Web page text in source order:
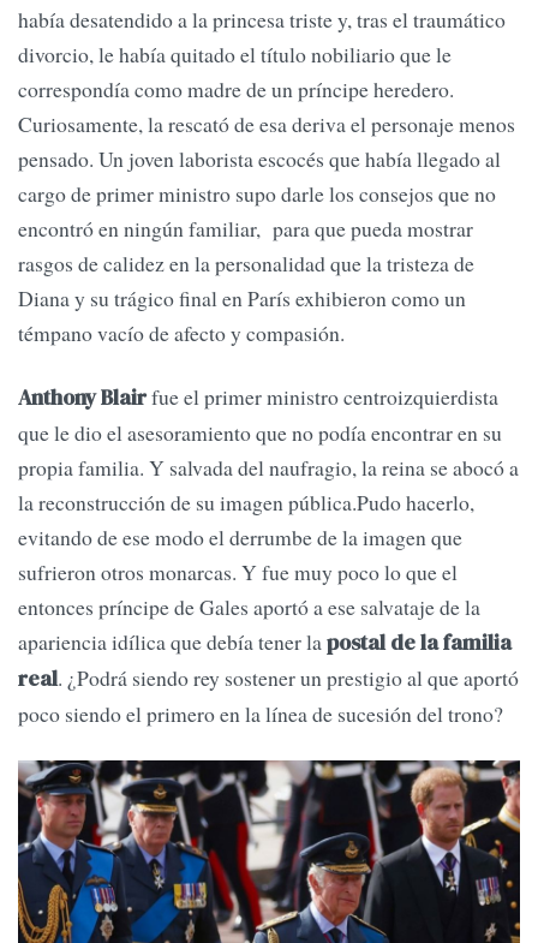
había desatendido a la princesa triste y, tras el traumático
divorcio, le había quitado el título nobiliario que le
correspondía como madre de un príncipe heredero.
Curiosamente, la rescató de esa deriva el personaje menos
pensado. Un joven laborista escocés que había llegado al
cargo de primer ministro supo darle los consejos que no
encontró en ningún familiar, para que pueda mostrar
rasgos de calidez en la personalidad que la tristeza de
Diana y su trágico final en París exhibieron como un
témpano vacío de afecto y compasión.
Anthony Blairfue el primer ministro centroizquierdista
que le dio el asesoramiento que no podía encontrar en su
propia familia. Y salvada del naufragio, la reina se abocó a
la reconstrucción de su imagen pública.Pudo hacerlo,
evitando de ese modo el derrumbe de la imagen que
sufrieron otros monarcas. Y fue muy poco lo que el
entonces príncipe de Gales aportó a ese salvataje de la
apariencia idílica que debía tener lapostal de la familia
real. ¿Podrá siendo rey sostener un prestigio al que aportó
poco siendo el primero en la línea de sucesión del trono?